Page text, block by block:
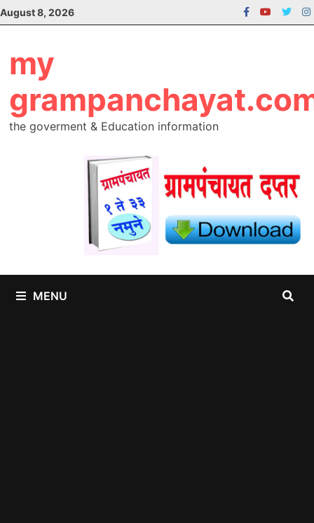
Skip
to
August 8, 2026
my
the goverment & Education information
MENU